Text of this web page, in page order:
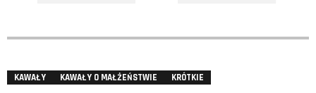
KAWAŁY KAWAŁY O MAŁŻEŃSTWIE KRÓTKIE